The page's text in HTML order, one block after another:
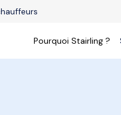
Pourquoi Stairling ?